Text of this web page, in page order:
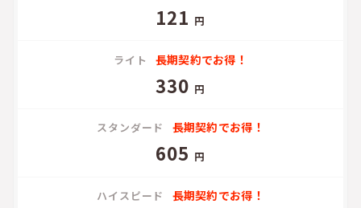
121 円
長期契約でお得！
330 円
長期契約でお得！
605 円
長期契約でお得！